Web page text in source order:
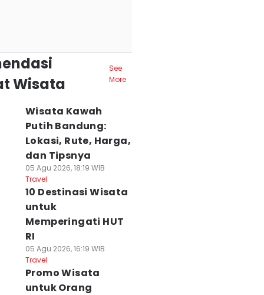
Wisata
See
More
Wisata Kawah
Putih Bandung:
Lokasi, Rute, Harga,
dan Tipsnya
05 Agu 2026, 18:19 WIB
Travel
10 Destinasi Wisata
untuk
Memperingati HUT
RI
05 Agu 2026, 16:19 WIB
Travel
Promo Wisata
untuk Orang